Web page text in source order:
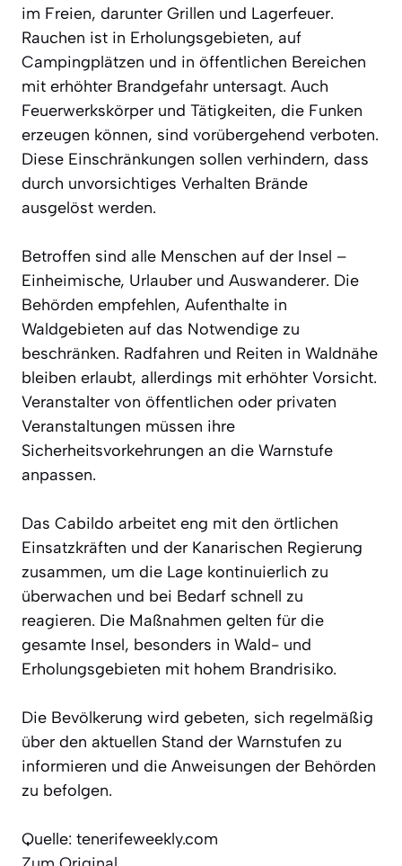
im Freien, darunter Grillen und Lagerfeuer.
Rauchen ist in Erholungsgebieten, auf
Campingplätzen und in öffentlichen Bereichen
mit erhöhter Brandgefahr untersagt. Auch
Feuerwerkskörper und Tätigkeiten, die Funken
erzeugen können, sind vorübergehend verboten.
Diese Einschränkungen sollen verhindern, dass
durch unvorsichtiges Verhalten Brände
ausgelöst werden.
Betroffen sind alle Menschen auf der Insel –
Einheimische, Urlauber und Auswanderer. Die
Behörden empfehlen, Aufenthalte in
Waldgebieten auf das Notwendige zu
beschränken. Radfahren und Reiten in Waldnähe
bleiben erlaubt, allerdings mit erhöhter Vorsicht.
Veranstalter von öffentlichen oder privaten
Veranstaltungen müssen ihre
Sicherheitsvorkehrungen an die Warnstufe
anpassen.
Das Cabildo arbeitet eng mit den örtlichen
Einsatzkräften und der Kanarischen Regierung
zusammen, um die Lage kontinuierlich zu
überwachen und bei Bedarf schnell zu
reagieren. Die Maßnahmen gelten für die
gesamte Insel, besonders in Wald- und
Erholungsgebieten mit hohem Brandrisiko.
Die Bevölkerung wird gebeten, sich regelmäßig
über den aktuellen Stand der Warnstufen zu
informieren und die Anweisungen der Behörden
zu befolgen.
Quelle: tenerifeweekly.com